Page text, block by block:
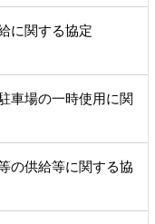
に関する協定
車場の一時使用に関
の供給等に関する協